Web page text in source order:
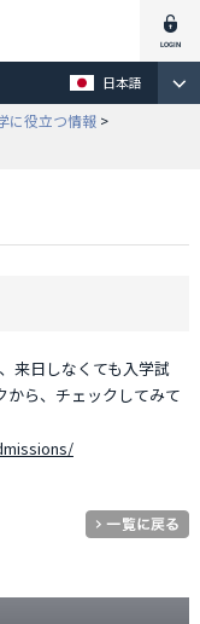
日本語
に役立つ情報 >
来日しなくても入学試
ら、チェックしてみて